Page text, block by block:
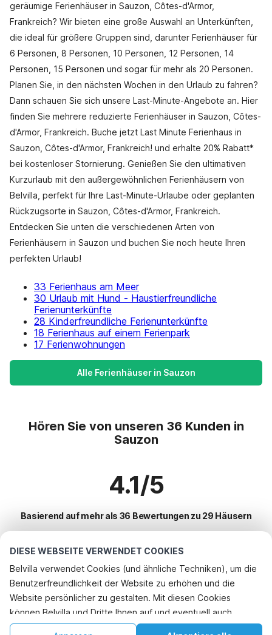
DIESE WEBSEITE VERWENDET COOKIES
Belvilla verwendet Cookies (und ähnliche Techniken), um die
Benutzerfreundlichkeit der Website zu erhöhen und die
Website persönlicher zu gestalten. Mit diesen Cookies
können Belvilla und Dritte Ihnen auf und eventuell auch
außerhalb unserer Website folgen, um Werbung Ihren
geräumige Ferienhäuser in Sauzon, Côtes-d'Armor,
Frankreich? Wir bieten eine große Auswahl an Unterkünften,
die ideal für größere Gruppen sind, darunter Ferienhäuser für
6 Personen, 8 Personen, 10 Personen, 12 Personen, 14
Personen, 15 Personen und sogar für mehr als 20 Personen.
Planen Sie, in den nächsten Wochen in den Urlaub zu fahren?
Dann schauen Sie sich unsere Last-Minute-Angebote an. Hier
finden Sie mehrere reduzierte Ferienhäuser in Sauzon, Côtes-
d'Armor, Frankreich. Buche jetzt Last Minute Ferienhaus in
Sauzon, Côtes-d'Armor, Frankreich! und erhalte 20% Rabatt*
bei kostenloser Stornierung. Genießen Sie den ultimativen
Kurzurlaub mit den außergewöhnlichen Ferienhäusern von
Belvilla, perfekt für Ihre Last-Minute-Urlaube oder geplanten
Rückzugsorte in Sauzon, Côtes-d'Armor, Frankreich.
Entdecken Sie unten die verschiedenen Arten von
Ferienhäusern in Sauzon und buchen Sie noch heute Ihren
perfekten Urlaub!
33 Ferienhaus am Meer
30 Urlaub mit Hund - Haustierfreundliche
Ferienunterkünfte
28 Kinderfreundliche Ferienunterkünfte
18 Ferienhaus auf einem Ferienpark
17 Ferienwohnungen
Alle Ferienhäuser in Sauzon
Hören Sie von unseren 36 Kunden in
Sauzon
4.1/5
Basierend auf mehr als 36 Bewertungen zu 29 Häusern
Beliebteste Reiseziele für Urlaub
Top-Städte mit Top-Annehmlichkeiten für den Urlaub
Ferienhaus am Meer lannion
Ferienhaus am Meer plougoulm
Beliebte Ausstattungen für Urlaub in Sauzon
Ferienhaus am Meer